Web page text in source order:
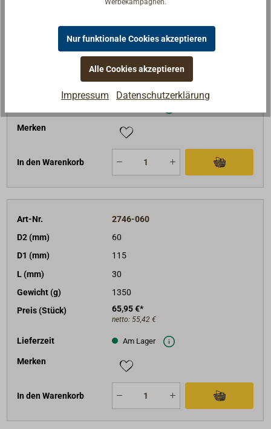
50
21
320
19,94 €*
Merken
In den Warenkorb
Art-Nr.
2746-060
D2 (mm)
60
D1 (mm)
115
L (mm)
30
Gewicht (g)
1350
Preis (Stück)
65,95 €*
netto: 55,42 €
Lieferzeit Am Lager
Merken
In den Warenkorb
Werbekampagnen.
Nur funktionale Cookies akzeptieren
Alle Cookies akzeptieren
Impressum Datenschutzerklärung